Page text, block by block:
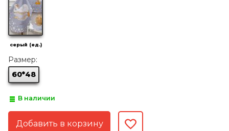
серый (ед.)
Размер:
60*48
В наличии